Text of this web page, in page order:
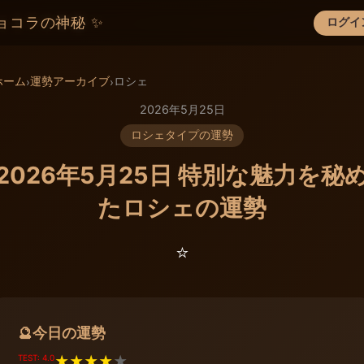
コラの神秘 ✨ ログイ
×
ーム›運勢アーカイブ›ロシェ
2026年5月25日
ロシェタイプの運勢
年5月25日 特別な魅力を秘
たロシェの運勢
⭐️
🔮今日の運勢
TEST: 4.0